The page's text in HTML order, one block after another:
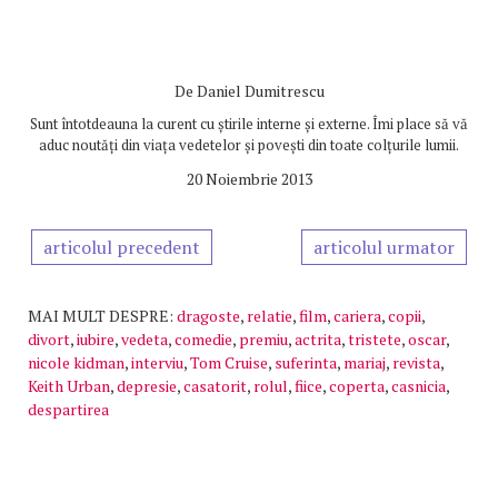
De Daniel Dumitrescu
Sunt întotdeauna la curent cu știrile interne și externe. Îmi place să vă
aduc noutăți din viața vedetelor și povești din toate colțurile lumii.
20 Noiembrie 2013
articolul precedent articolul urmator
MAI MULT DESPRE: dragoste, relatie,film,cariera,copii,
divort,iubire,vedeta,comedie, premiu,actrita,tristete,oscar,
nicole kidman,interviu,Tom Cruise, suferinta, mariaj, revista,
Keith Urban,depresie,casatorit, rolul,fiice,coperta,casnicia,
despartirea